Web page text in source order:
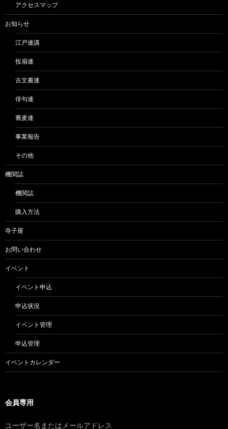
アクセスマップ
お知らせ
江戸連講
投扇連
古文書連
俳句連
蕎麦連
事業報告
その他
機関誌
機関誌
購入方法
寺子屋
お問い合わせ
イベント
イベント申込
申込状況
イベント管理
申込管理
イベントカレンダー
会員専用
ユーザー名またはメールアドレス